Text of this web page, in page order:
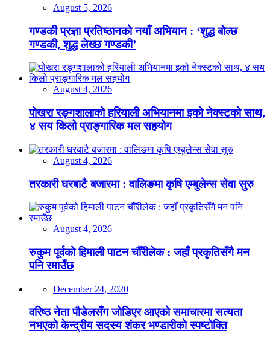
August 5, 2026
गण्डकी प्रज्ञा प्रतिष्ठानको नयाँ अभियान : ‘शुद्ध बोल्छ
गण्डकी, शुद्ध लेख्छ गण्डकी’
August 4, 2026
पोखरा रङ्गशालाको हरियाली अभियानमा इको नेक्स्टको साथ,
४ सय किलो प्राङ्गारिक मल सहयोग
August 4, 2026
तरकारी घरबाटै बजारमा : वालिङमा कृषि एम्बुलेन्स सेवा सुरु
August 4, 2026
रुकुम पूर्वको हिमाली पाटन चौँरीलेक : जहाँ प्रकृतिसँगै मन
पनि रमाउँछ
December 24, 2020
वरिष्ठ नेता पौडेलसँग जोडिएर आएको समाचारमा सत्यता
नभएको केन्द्रीय सदस्य शंकर भण्डारीको स्पष्टोक्ति